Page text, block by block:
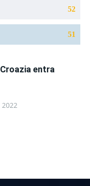
52
51
entra